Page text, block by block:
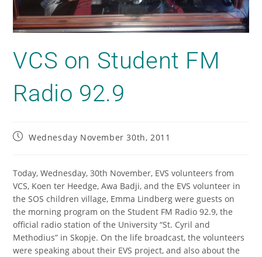
VCS on Student FM
Radio 92.9
Wednesday November 30th, 2011
Today, Wednesday, 30th November, EVS volunteers from
VCS, Koen ter Heedge, Awa Badji, and the EVS volunteer in
the SOS children village, Emma Lindberg were guests on
the morning program on the Student FM Radio 92.9, the
official radio station of the University “St. Cyril and
Methodius” in Skopje. On the life broadcast, the volunteers
were speaking about their EVS project, and also about the